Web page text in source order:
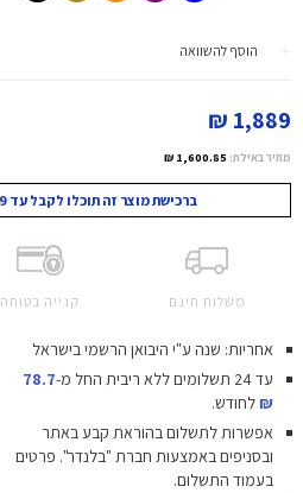
הוסף להשוואה
1,889 ₪
מחיר באילת: 1,600.85 ₪
ברכישת מוצר זה תוכלו לקבל עד 1,889 נקודות מועדון!
משלוח חינם קנייה בטוחה
אחריות: שנה ע"י היבואן הרשמי בישראל
עד 24 תשלומים ללא ריבית
החל מ-78.7
₪לחודש.
אפשרות לתשלום בהוראת קבע באתר
ובסניפים באמצעות חברת "בלנדר". פרטים
בעמוד התשלום.